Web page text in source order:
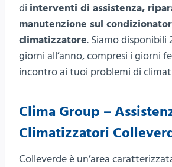
di interventi di assistenza,
manutenzione sul
climatizzatore. Siamo disponibili
giorni all’anno, compresi i giorni
incontro ai tuoi problemi di
Clima Group –
Climatizzatori
Colleverde è un’area